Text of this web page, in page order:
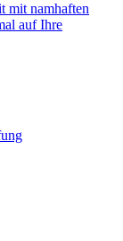
mit namhaften
auf Ihre